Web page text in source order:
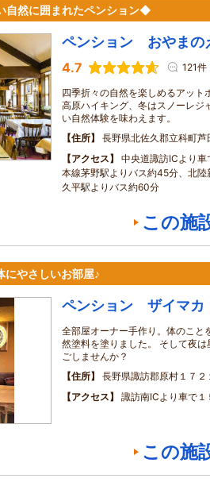
自然に囲まれたペンション◆
ペンション おやまの
4.7 121件
四季折々の自然を楽しめるアット
高原ハイキング、冬はスノーレジ
い自然体験を味わえます。
住所
長野県北佐久郡立科町
アクセス
中央道諏訪ICより
本線茅野駅よりバス約45分、北陸
久平駅よりバス約60分
この施
にやさしいお部屋♪
ペンション ザイマカ
全部屋オーナー手作り。体のこと
然塗料を塗りました。 そして夜
ごしませんか？
住所
長野県諏訪郡原村１７
アクセス
諏訪南ICより車で１
この施